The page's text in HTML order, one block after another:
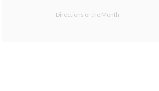
- Directions of the Month -